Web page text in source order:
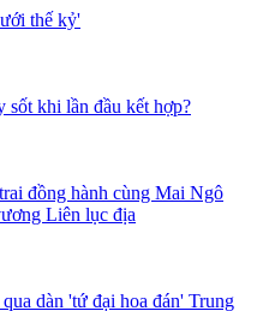
thế kỷ'
sốt khi lần đầu kết hợp?
đồng hành cùng Mai Ngô
Liên lục địa
dàn 'tứ đại hoa đán' Trung